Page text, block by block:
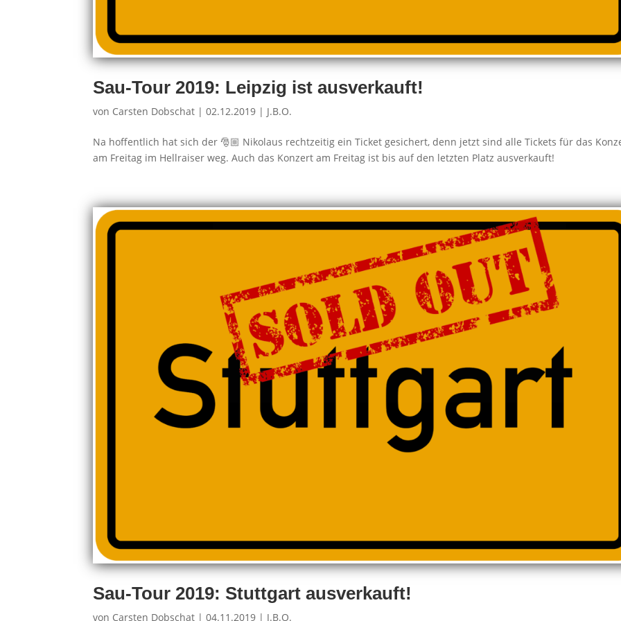
Sau-Tour 2019: Leipzig ist ausverkauft!
von Carsten Dobschat |02.12.2019 | J.B.O.
Na hoffentlich hat sich der 🎅🏼 Nikolaus rechtzeitig ein Ticket gesichert, denn jetzt sind alle Tickets für das
am Freitag im Hellraiser weg. Auch das Konzert am Freitag ist bis auf den letzten Platz ausverkauft!
Sau-Tour 2019: Stuttgart ausverkauft!
von Carsten Dobschat |04.11.2019 | J.B.O.